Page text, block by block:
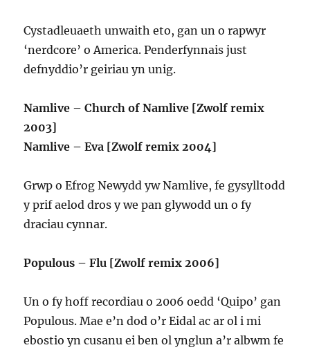
Cystadleuaeth unwaith eto, gan un o rapwyr
‘nerdcore’ o America. Penderfynnais just
defnyddio’r geiriau yn unig.
Namlive – Church of Namlive [Zwolf remix
2003]
Namlive – Eva [Zwolf remix 2004]
Grwp o Efrog Newydd yw Namlive, fe gysylltodd
y prif aelod dros y we pan glywodd un o fy
draciau cynnar.
Populous – Flu [Zwolf remix 2006]
Un o fy hoff recordiau o 2006 oedd ‘Quipo’ gan
Populous. Mae e’n dod o’r Eidal ac ar ol i mi
ebostio yn cusanu ei ben ol ynglun a’r albwm fe